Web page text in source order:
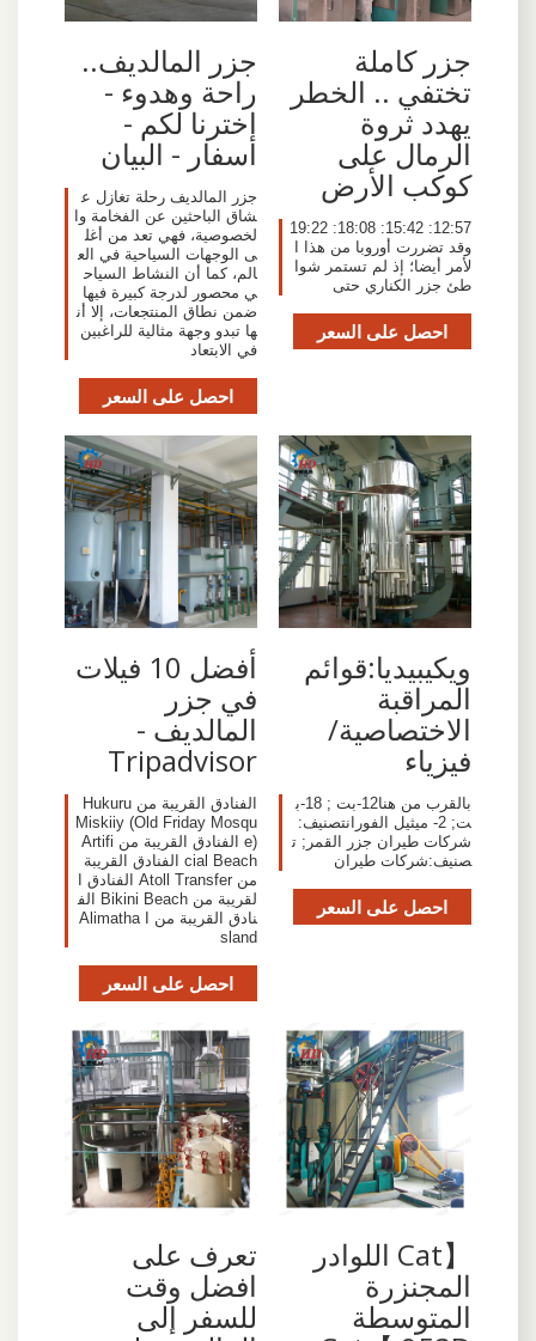
جزر كاملة
تختفي .. الخطر
يهدد ثروة
الرمال على
كوكب الأرض
12:57: 15:42: 18:08: 19:22
وقد تضررت أوروبا من هذا ا
لأمر أيضا؛ إذ لم تستمر شوا
طئ جزر الكناري حتى
احصل على السعر
جزر المالديف..
راحة وهدوء -
اخترنا لكم -
أسفار - البيان
جزر المالديف رحلة تغازل ع
شاق الباحثين عن الفخامة وا
لخصوصية، فهي تعد من أغل
ى الوجهات السياحية في الع
الم، كما أن النشاط السياح
ي محصور لدرجة كبيرة فيها
ضمن نطاق المنتجعات، إلا أن
ها تبدو وجهة مثالية للراغبين
في الابتعاد
احصل على السعر
ويكيبيديا:قوائم
المراقبة
الاختصاصية/
فيزياء
بالقرب من هنا12-بت ; 18-ب
ت; 2- ميثيل الفورانتصنيف:
شركات طيران جزر القمر; ت
صنيف:شركات طيران
احصل على السعر
أفضل 10 فيلات
في جزر
المالديف -
Tripadvisor
الفنادق القريبة من ‪Hukuru
Miskiiy (Old Friday Mosqu
e)‬ الفنادق القريبة من ‪Artifi
cial Beach‬ الفنادق القريبة
من ‪Atoll Transfer‬ الفنادق ا
لقريبة من ‪Bikini Beach‬ الف
نادق القريبة من ‪Alimatha I
sland‬
احصل على السعر
【Cat اللوادر
المجنزرة
المتوسطة
تعرف على
افضل وقت
للسفر إلى